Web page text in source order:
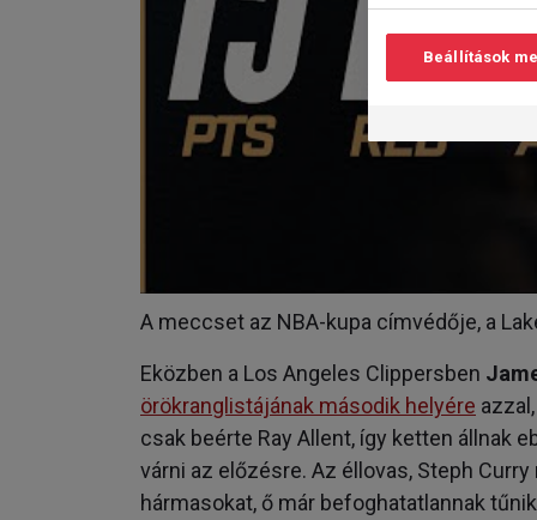
A meccset az NBA-kupa címvédője, a
Eközben a Los Angeles Clippersben
örökranglistájának második helyére
csak beérte Ray Allent, így ketten állnak
várni az előzésre. Az éllovas, Steph
hármasokat, ő már befoghatatlannak
Beállítások